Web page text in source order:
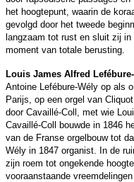
het hoogtepunt, waarin de
gevolgd door het tweede
langzaam tot rust en sluit zij
moment van totale berusting.
Louis James Alfred
Antoine Lefébure-Wély op als
Parijs, op een orgel van
door Cavaillé-Coll, met wie
Cavaillé-Coll bouwde in 1846
van de Franse orgelbouw tot
Wély in 1847 organist. In de
zijn roem tot ongekende
vooraanstaande